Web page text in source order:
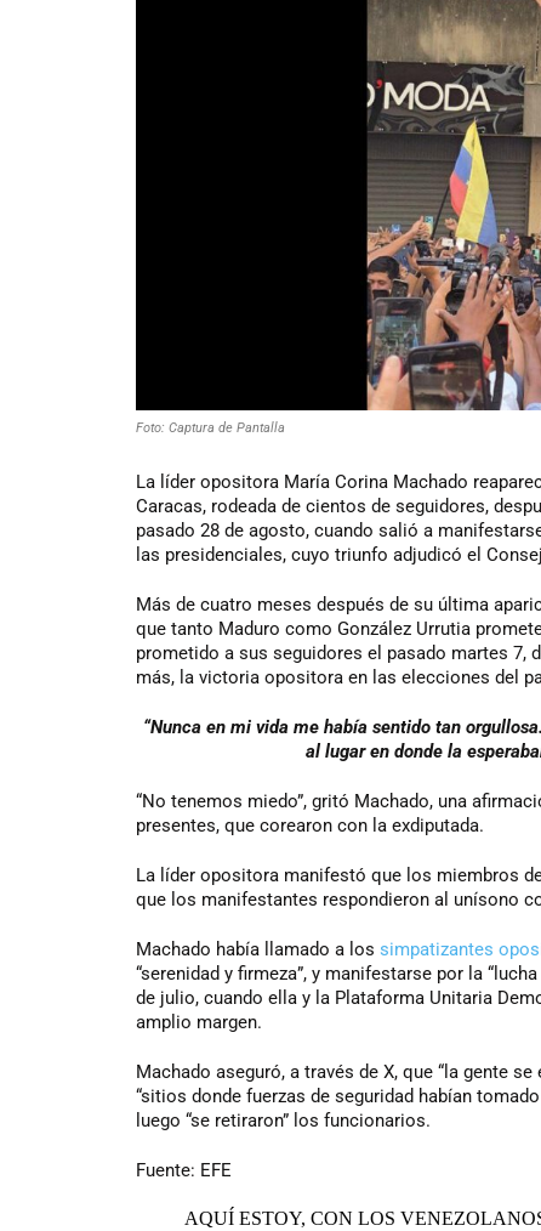
Foto: Captura de Pantalla
La líder opositora María Corina Machado
Caracas, rodeada de cientos de seguidores,
pasado 28 de agosto, cuando salió a
las presidenciales, cuyo triunfo adjudicó el
Más de cuatro meses después de su última
que tanto Maduro como González Urrutia
prometido a sus seguidores el pasado martes 7,
más, la victoria opositora en las elecciones del
“Nunca en mi vida me había sentido tan
al lugar en donde la
“No tenemos miedo”, gritó Machado, una
presentes, que corearon con la exdiputada.
La líder opositora manifestó que los miembros
que los manifestantes respondieron al unísono
Machado había llamado a los simpatizantes
“serenidad y firmeza”, y manifestarse por la
de julio, cuando ella y la Plataforma Unitaria
amplio margen.
Machado aseguró, a través de X, que “la gente
“sitios donde fuerzas de seguridad habían
luego “se retiraron” los funcionarios.
Fuente: EFE
AQUÍ ESTOY, CON LOS